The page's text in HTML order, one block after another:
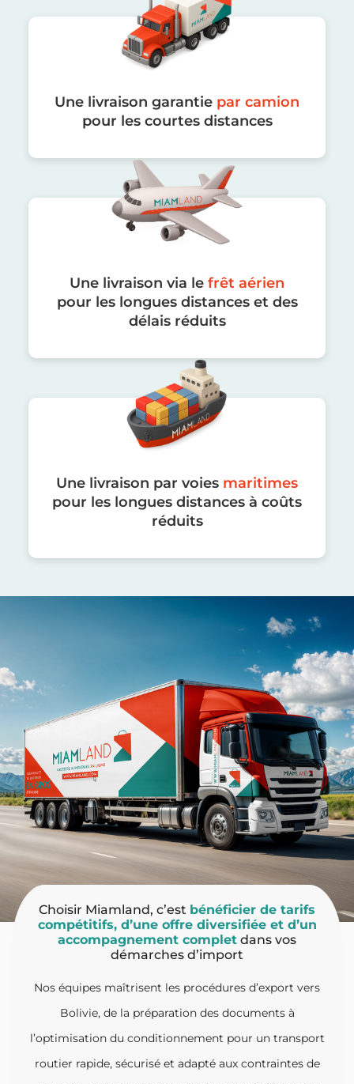
Une livraison garantie par camion
pour les courtes distances
Une livraison via le frêt aérien
pour les longues distances et des
délais réduits
Une livraison par voies maritimes
pour les longues distances à coûts
réduits
Choisir Miamland, c’est bénéficier de tarifs
compétitifs, d’une offre diversifiée et d’un
accompagnement complet dans vos
démarches d’import
Nos équipes maîtrisent les procédures d’export vers
Bolivie, de la préparation des documents à
l’optimisation du conditionnement pour un transport
routier rapide, sécurisé et adapté aux contraintes de